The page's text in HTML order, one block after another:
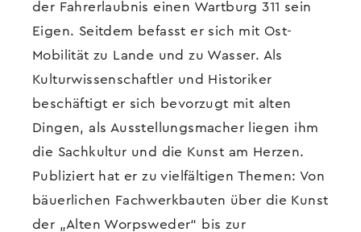
der Fahrerlaubnis einen Wartburg 311 sein
Eigen. Seitdem befasst er sich mit Ost-
Mobilität zu Lande und zu Wasser. Als
Kulturwissenschaftler und Historiker
beschäftigt er sich bevorzugt mit alten
Dingen, als Ausstellungsmacher liegen ihm
die Sachkultur und die Kunst am Herzen.
Publiziert hat er zu vielfältigen Themen: Von
bäuerlichen Fachwerkbauten über die Kunst
der „Alten Worpsweder“ bis zur